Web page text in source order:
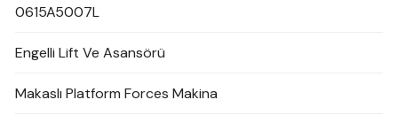
0615A5007L
Engelli Lift Ve Asansörü
Makaslı Platform Forces Makina